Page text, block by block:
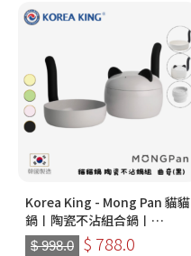
Korea King - Mong Pan 貓貓
鍋〡陶瓷不沾組合鍋〡
Oreo(黑)
$ 998.0 $ 788.0